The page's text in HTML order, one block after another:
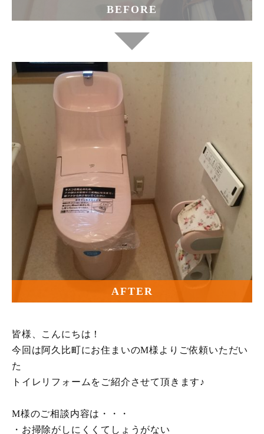
BEFORE
AFTER
皆様、こんにちは！
今回は阿久比町にお住まいのM様よりご依頼いただい
た
トイレリフォームをご紹介させて頂きます♪
M様のご相談内容は・・・
・お掃除がしにくくてしょうがない